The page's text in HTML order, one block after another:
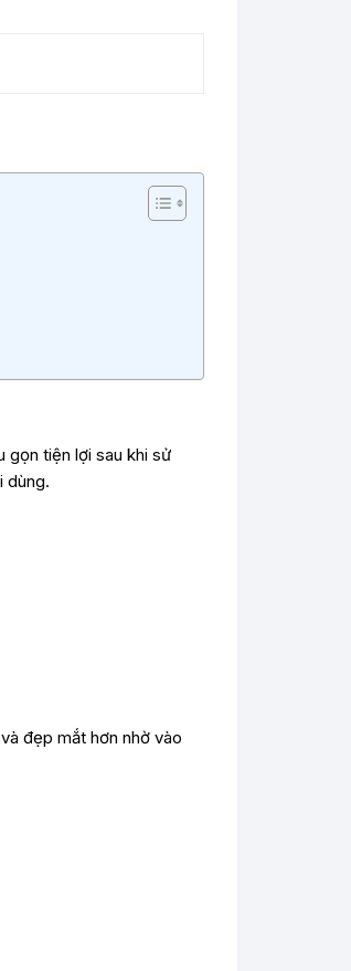
gọn tiện lợi sau khi sử
dùng.
đẹp mắt hơn nhờ vào